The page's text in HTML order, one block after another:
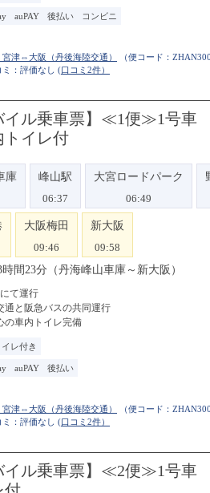
（便コード：
：評価なし (口コミ2件）
auPAY 後払い コンビニ
イル乗車票】≪1便≫1号
イレ付
（便コード：
：評価なし (口コミ2件）
庫
峰山駅
06:37
大宮ロードパーク
06:49
大阪梅田
09:46
新大阪
09:58
間23分（丹海峰山車庫～新大阪）
イレ付き
て運行
通と阪急バスの共同運行
の車内トイレ完備
auPAY 後払い
イル乗車票】≪2便≫1号